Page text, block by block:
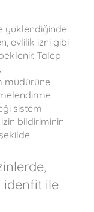
yüklendiğinde
evlilik izni gibi
Talep
müdürüne
sistem
bildiriminin
idenfit ile